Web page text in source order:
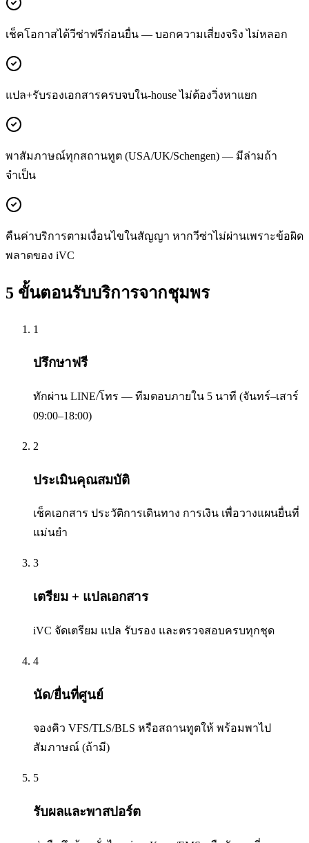
เช็คโอกาสได้วีซ่าฟรีก่อนยื่น — บอกความเสี่ยงจริง ไม่หลอก
แปล+รับรองเอกสารครบจบใน-house ไม่ต้องวิ่งหาแยก
พาสัมภาษณ์ทุกสถานทูต (USA/UK/Schengen) — มีล่ามถ้า
จำเป็น
คืนค่าบริการตามเงื่อนไขในสัญญา หากวีซ่าไม่ผ่านเพราะข้อผิด
พลาดของ iVC
5 ขั้นตอนรับบริการจากชุมพร
1
ปรึกษาฟรี
ทักผ่าน LINE/โทร — ทีมตอบภายใน 5 นาที (จันทร์–เสาร์
09:00–18:00)
2
ประเมินคุณสมบัติ
เช็คเอกสาร ประวัติการเดินทาง การเงิน เพื่อวางแผนยื่นที่
แม่นยำ
3
เตรียม + แปลเอกสาร
iVC จัดเตรียม แปล รับรอง และตรวจสอบครบทุกชุด
4
นัด/ยื่นที่ศูนย์
จองคิว VFS/TLS/BLS หรือสถานทูตให้ พร้อมพาไป
สัมภาษณ์ (ถ้ามี)
5
รับผลและพาสปอร์ต